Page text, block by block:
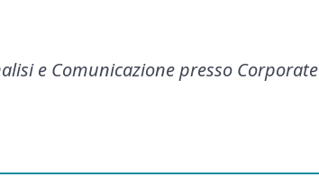
e Comunicazione presso Corporate